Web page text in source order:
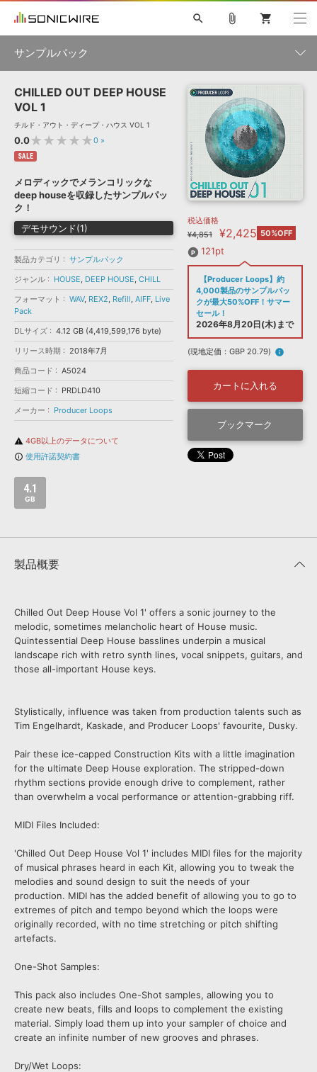
ソフト音源 »
プラグイン・エフェクト »
サンプルパック »
ソフトウェア／ツール »
DAW »
効果音 »
BGM »
キャンペーン »
特集 »
ニュースレター »
SONICWIREブログ »
製品サポート情報 »
DTMガイド »
FAQ »
お問い合わせ »
音楽カード
楽曲配信流通サービス
無償のサウンド管理ソフト
次世代型 ボーカル・エディタ
APS 映像のBGM・セリフを音声分離
search
初音ミク NT 鏡音リン・レン V4X 巡音ルカ V4X
KAITO V3
SPITFIRE AUDIO
VIENNA
EZ DRUMMER 3
ライセンスフリーBGM
ボーカル抜き出し
DUBSTEP
MUTANT
ROUTER.FM
SONOCA
ソフト音源 プラグイン・エフェクト
ソフトウェア／ツール DAW 効果音
attach_file shopping_cart
サンプルパック
製品一覧
ジャンル
メーカー
フォーマット
ランキング
CHILLED OUT DEEP HOUSE
VOL 1
チルド・アウト・ディープ・ハウス VOL 1
0.0★★★★★0 »
SALE
メロディックでメランコリックな
deep houseを収録したサンプルパッ
ク！
デモサウンド(1)
製品カテゴリ
サンプルパック
ジャンル
HOUSE, DEEP HOUSE, CHILL
フォーマット
WAV, REX2, Refill, AIFF, Live
Pack
DLサイズ
4.12 GB (4,419,599,176 byte)
リリース時期
2018年7月
商品コード
A5024
短縮コード
PRDLD410
メーカー
Producer Loops
warning 4GB以上のデータについて
info_outline 使用許諾契約書
4.1
GB
税込価格
¥4,851
¥2,425 50%OFF
121pt
【Producer Loops】約
4,000製品のサンプルパッ
クが最大50%OFF！サマー
セール！
2026年8月20日(木)まで
(現地定価：GBP 20.79) info
カートに入れる
ブックマーク
製品概要
Chilled Out Deep House Vol 1' offers a sonic journey to the
melodic, sometimes melancholic heart of House music.
Quintessential Deep House basslines underpin a musical
landscape rich with retro synth lines, vocal snippets, guitars, and
those all-important House keys.
Stylistically, influence was taken from production talents such as
Tim Engelhardt, Kaskade, and Producer Loops' favourite, Dusky.
Pair these ice-capped Construction Kits with a little imagination
for the ultimate Deep House exploration. The stripped-down
rhythm sections provide enough drive to complement, rather
than overwhelm a vocal performance or attention-grabbing riff.
MIDI Files Included:
'Chilled Out Deep House Vol 1' includes MIDI files for the majority
of musical phrases heard in each Kit, allowing you to tweak the
melodies and sound design to suit the needs of your
production. MIDI has the added benefit of allowing you to go to
extremes of pitch and tempo beyond which the loops were
originally recorded, with no time stretching or pitch shifting
artefacts.
One-Shot Samples:
This pack also includes One-Shot samples, allowing you to
create new beats, fills and loops to complement the existing
material. Simply load them up into your sampler of choice and
create an infinite number of new grooves and phrases.
Dry/Wet Loops: